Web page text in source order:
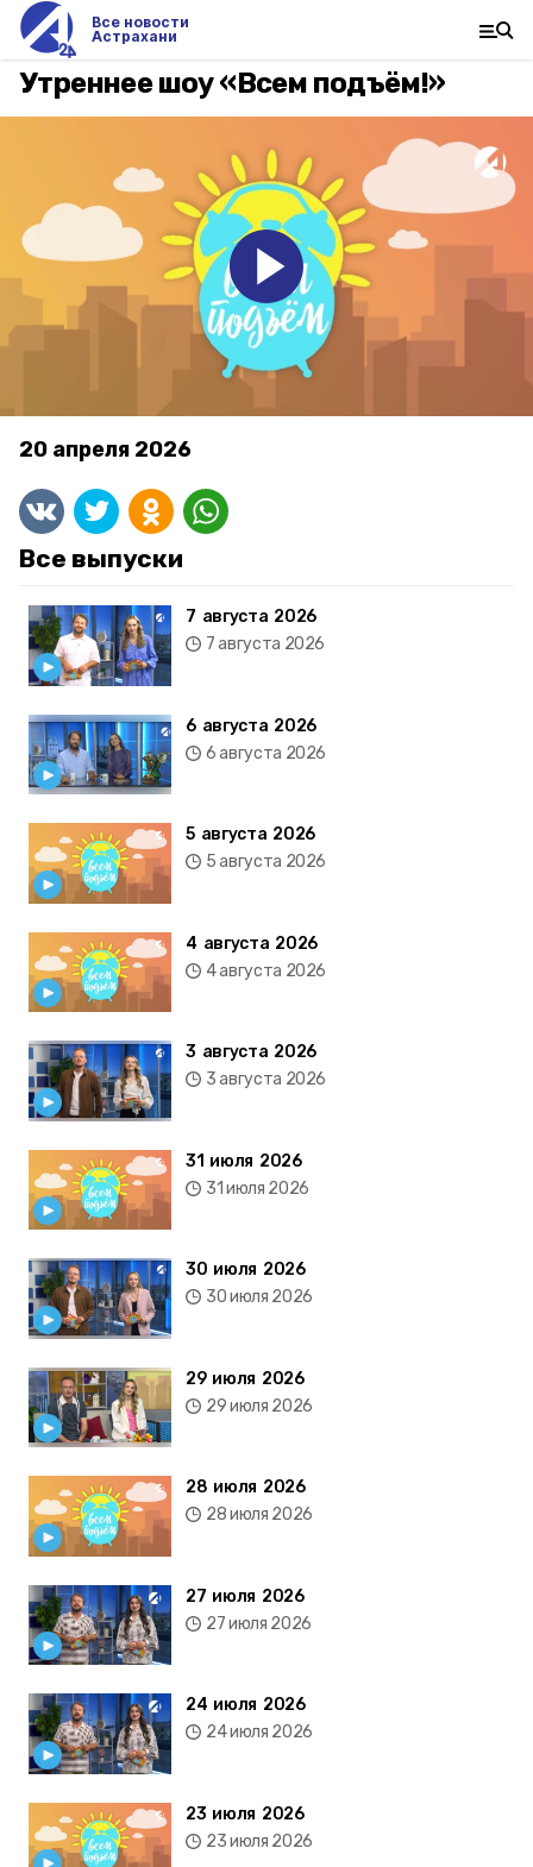
Все новости
Астрахани
Утреннее шоу «Всем подъём!»
20 апреля 2026
Все выпуски
7 августа 2026
7 августа 2026
6 августа 2026
6 августа 2026
5 августа 2026
5 августа 2026
4 августа 2026
4 августа 2026
3 августа 2026
3 августа 2026
31 июля 2026
31 июля 2026
30 июля 2026
30 июля 2026
29 июля 2026
29 июля 2026
28 июля 2026
28 июля 2026
27 июля 2026
27 июля 2026
24 июля 2026
24 июля 2026
23 июля 2026
23 июля 2026